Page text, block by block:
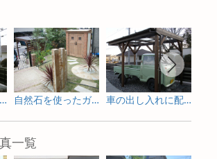
軽トラックにぴったりなオリジナル天然木カーポート 自然石を使ったガーデン物置のあるお庭 車の出し入れに配慮した柱位置に注目！のカーポート
一覧